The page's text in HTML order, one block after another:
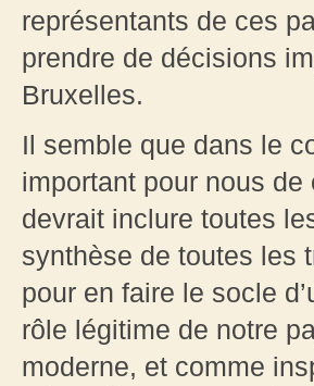
représentants de ces
prendre de décisions
Bruxelles.
Il semble que dans le
important pour nous
devrait inclure toutes
synthèse de toutes les
pour en faire le socle
rôle légitime de notre
moderne, et comme